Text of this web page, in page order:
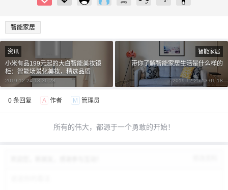
智能家居
资讯
小米有品199元起的大白智能美妆镜
柜：智能场景化美妆，精选品质
2019-12-24 13:36:28
智能家居
带你了解智能家居生活是什么样的
2019-12-25 13:01:18
0 条回复 A 作者 M 管理员
所有的伟大，都源于一个勇敢的开始！
6位以上
忘记密码？找回